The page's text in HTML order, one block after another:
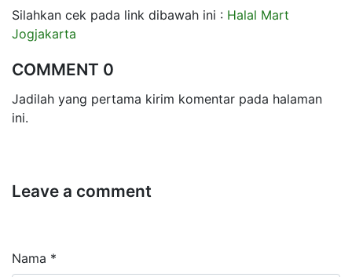
Silahkan cek pada link dibawah ini : Halal Mart
Jogjakarta
COMMENT 0
Jadilah yang pertama kirim komentar pada halaman
ini.
Leave a comment
Nama *